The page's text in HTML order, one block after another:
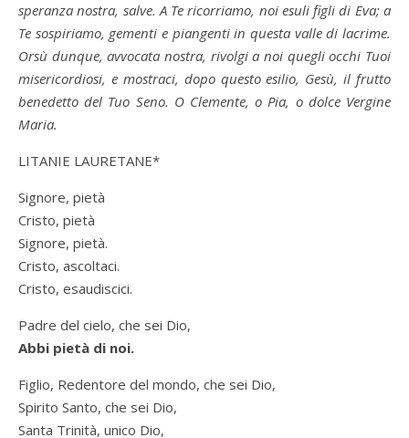
speranza nostra, salve. A Te ricorriamo, noi esuli figli di Eva; a
Te sospiriamo, gementi e piangenti in questa valle di lacrime.
Orsù dunque, avvocata nostra, rivolgi a noi quegli occhi Tuoi
misericordiosi, e mostraci, dopo questo esilio, Gesù, il frutto
benedetto del Tuo Seno. O Clemente, o Pia, o dolce Vergine
Maria.
LITANIE LAURETANE*
Signore, pietà
Cristo, pietà
Signore, pietà.
Cristo, ascoltaci.
Cristo, esaudiscici.
Padre del cielo, che sei Dio,
Abbi pietà di noi.
Figlio, Redentore del mondo, che sei Dio,
Spirito Santo, che sei Dio,
Santa Trinità, unico Dio,